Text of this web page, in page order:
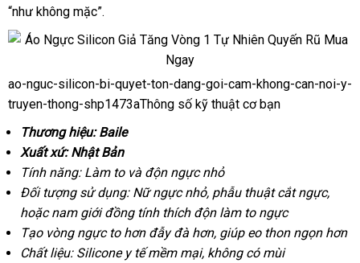
động
“như không mặc”.
ao-
nguc-
silicon-
bi-
quyet-
ton-
dang-
goi-
cam-
khong-
ao-nguc-silicon-bi-quyet-ton-dang-goi-cam-khong-can-noi-y-
truyen-thong-shp1473aThông số kỹ thuật cơ bạn
Thương hiệu: Baile
Xuất xứ: Nhật Bản
Tính năng: Làm to đại
lý
và độn ngực nhỏ
Đối tượng sử dụng: Nữ ngực nhỏrẻ
nhất
, phẫu thuật cắt ngựcnơi
,
hoặc nam giới đồng tính thích độn làm to ngực
Tạo vòng ngực to hơn đẫy đà hơnở
đâu
, giúp eo thon ngọn hơn
Chất liệu: Silicone y tế mềm mạicó
, không có mùi